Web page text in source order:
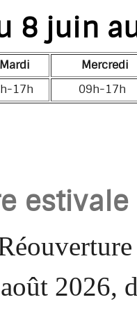
8 juin
Mardi Mercredi
17h 09h-17h
2026,